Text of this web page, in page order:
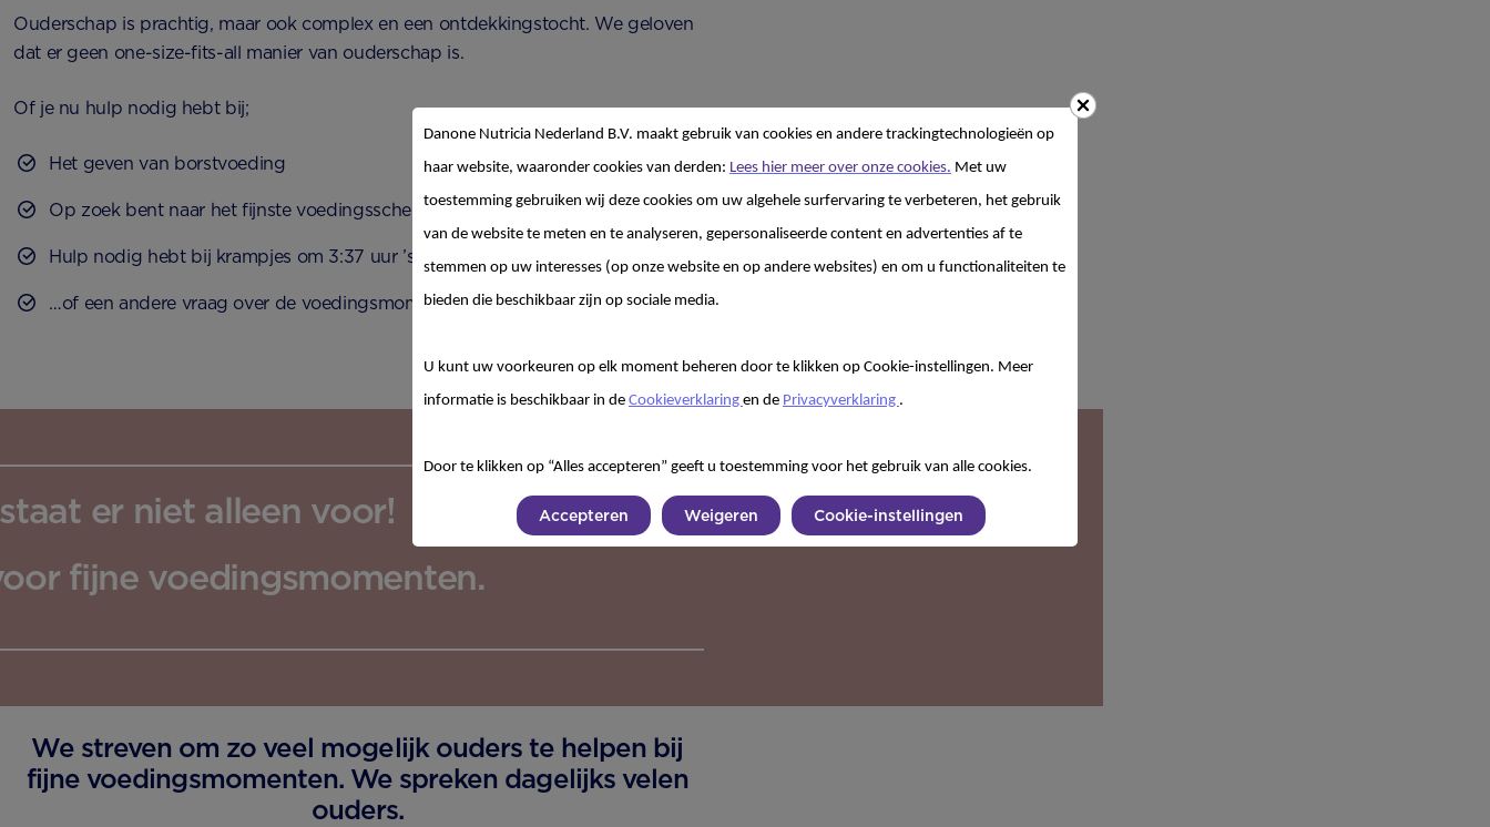
Ouderschap is prachtig, maar ook complex en een ontdekkingstocht. We geloven
dat er geen one-size-fits-all manier van ouderschap is.
Of je nu hulp nodig hebt bij;
Het geven van borstvoeding
Op zoek bent naar het fijnste voedingsschema
Hulp nodig hebt bij krampjes om 3:37 uur ’s nachts…
…of een andere vraag over de voedingsmomenten met je kleine hebt.
er niet alleen voor!
fijne voedingsmomenten.
We streven om zo veel mogelijk ouders te helpen bij
fijne voedingsmomenten. We spreken dagelijks velen
ouders.
Danone Nutricia Nederland B.V. maakt gebruik van cookies en andere trackingtechnologieën op
haar website, waaronder cookies van derden: Lees hier meer over onze cookies. Met uw
toestemming gebruiken wij deze cookies om uw algehele surfervaring te verbeteren, het gebruik
van de website te meten en te analyseren, gepersonaliseerde content en advertenties af te
stemmen op uw interesses (op onze website en op andere websites) en om u functionaliteiten te
bieden die beschikbaar zijn op sociale media.
U kunt uw voorkeuren op elk moment beheren door te klikken op Cookie-instellingen. Meer
informatie is beschikbaar in de Cookieverklaring en de Privacyverklaring .
Door te klikken op “Alles accepteren” geeft u toestemming voor het gebruik van alle cookies.
Accepteren Weigeren Cookie-instellingen